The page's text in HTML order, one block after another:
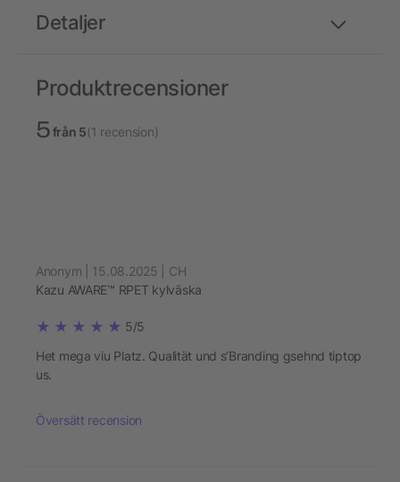
Detaljer
Produktrecensioner
5från 5(1 recension)
Anonym | 15.08.2025 | CH
Kazu AWARE™ RPET kylväska
5/5
Het mega viu Platz. Qualität und s’Branding gsehnd tiptop
us.
Översätt recension